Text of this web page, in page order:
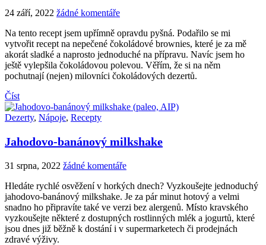
24 září, 2022 žádné komentáře
Na tento recept jsem upřímně opravdu pyšná. Podařilo se mi
vytvořit recept na nepečené čokoládové brownies, které je za mě
akorát sladké a naprosto jednoduché na přípravu. Navíc jsem ho
ještě vylepšila čokoládovou polevou. Věřím, že si na něm
pochutnají (nejen) milovníci čokoládových dezertů.
Číst
Dezerty, Nápoje, Recepty
Jahodovo-banánový milkshake
31 srpna, 2022 žádné komentáře
Hledáte rychlé osvěžení v horkých dnech? Vyzkoušejte jednoduchý
jahodovo-banánový milkshake. Je za pár minut hotový a velmi
snadno ho připravíte také ve verzi bez alergenů. Místo kravského
vyzkoušejte některé z dostupných rostlinných mlék a jogurtů, které
jsou dnes již běžně k dostání i v supermarketech či prodejnách
zdravé výživy.